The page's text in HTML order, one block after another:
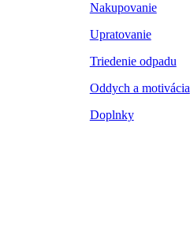
Nakupovanie
Upratovanie
Triedenie odpadu
Oddych a motivácia
Doplnky